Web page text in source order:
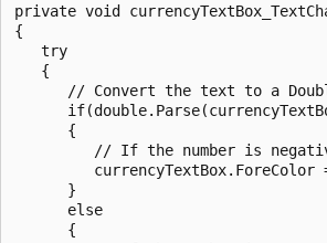
private void
{
   try
   {
// Convert the text to a
      {
// If the number is
currencyTextBox.ForeColor
      }
      else
      {